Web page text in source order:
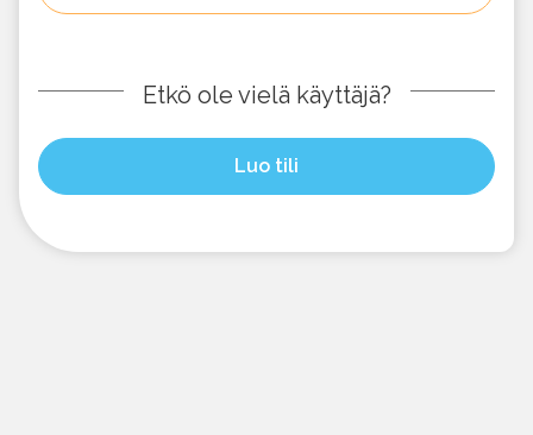
Etkö ole vielä käyttäjä?
Luo tili